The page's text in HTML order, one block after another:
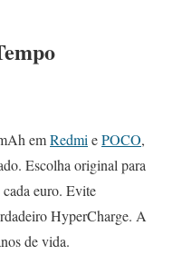
emRedmi ePOCO,
Escolha original para
euro. Evite
HyperCharge. A
de vida.